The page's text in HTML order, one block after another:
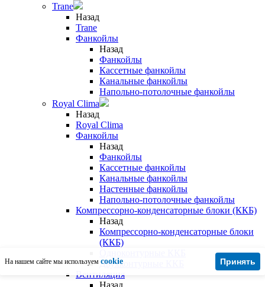
Trane
Назад
Trane
Фанкойлы
Назад
Фанкойлы
Кассетные фанкойлы
Канальные фанкойлы
Напольно-потолочные фанкойлы
Royal Clima
Назад
Royal Clima
Фанкойлы
Назад
Фанкойлы
Кассетные фанкойлы
Канальные фанкойлы
Настенные фанкойлы
Напольно-потолочные фанкойлы
Компрессорно-конденсаторные блоки (ККБ)
Назад
Компрессорно-конденсаторные блоки
(ККБ)
Двухконтурные ККБ
Вентиляция
Назад
На нашем сайте мы используем cookie Принять